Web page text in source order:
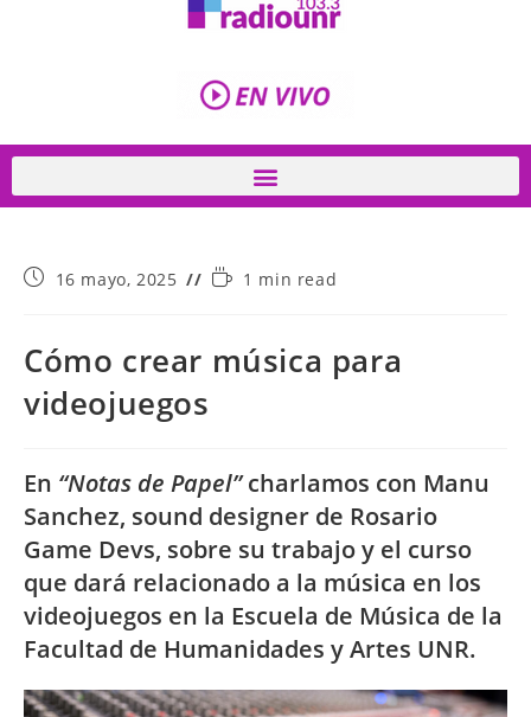
16 mayo, 2025 1 min read
Cómo crear música para
videojuegos
En “Notas de Papel”charlamos con Manu
Sanchez, sound designer de Rosario
Game Devs, sobre su trabajo y el curso
que dará relacionado a la música en los
videojuegos en la Escuela de Música de la
Facultad de Humanidades y Artes UNR.